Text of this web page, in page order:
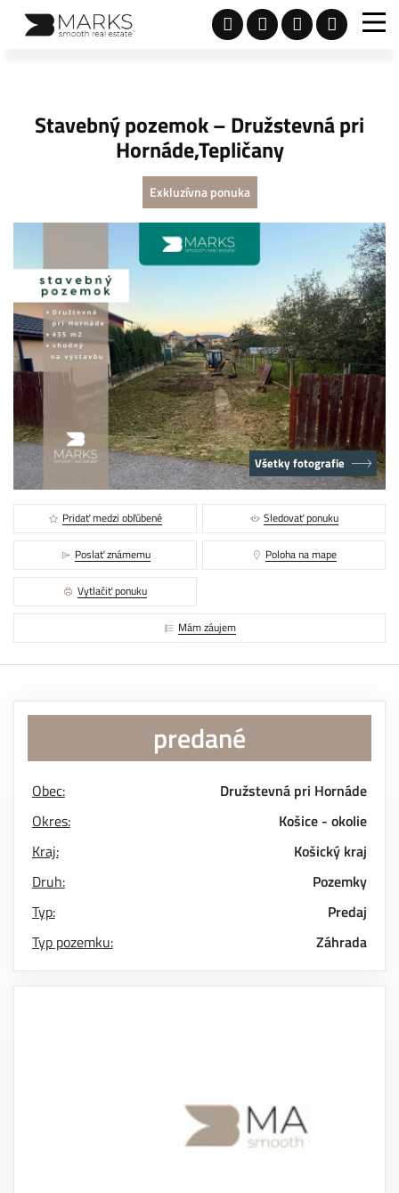
Stavebný pozemok – Družstevná pri
Hornáde,Tepličany
Exkluzívna ponuka
Všetky fotografie
Pridať medzi obľúbené Sledovať ponuku
Poslať známemu Poloha na mape
Vytlačiť ponuku
Mám záujem
predané
Obec:
Družstevná pri Hornáde
Okres:
Košice - okolie
Kraj:
Košický kraj
Druh:
Pozemky
Typ:
Predaj
Typ pozemku:
Záhrada